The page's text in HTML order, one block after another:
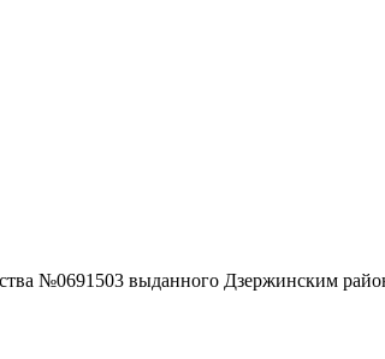
№0691503 выданного Дзержинским